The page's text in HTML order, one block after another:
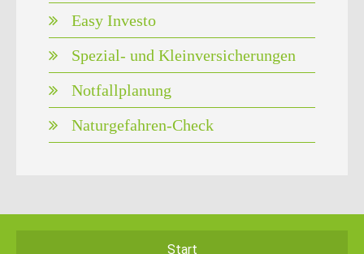
Easy Investo
Spezial- und Kleinversicherungen
Notfallplanung
Naturgefahren-Check
Start